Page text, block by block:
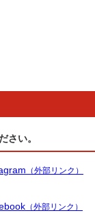
さい。
（外部リンク）
（外部リンク）